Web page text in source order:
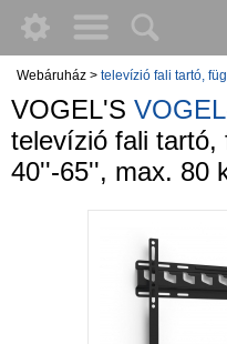
Webáruház > televízió fali tartó,
VOGEL'S
televízió fali tartó,
40''-65'', max. 80